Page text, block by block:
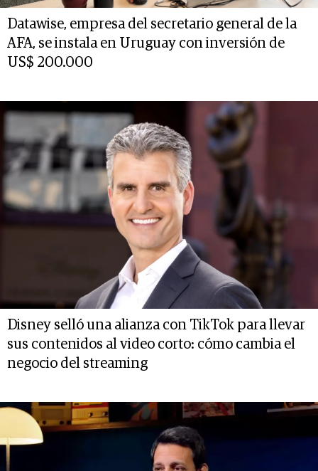
Datawise, empresa del secretario general de la
AFA, se instala en Uruguay con inversión de
US$ 200.000
Disney selló una alianza con TikTok para llevar
sus contenidos al video corto: cómo cambia el
negocio del streaming